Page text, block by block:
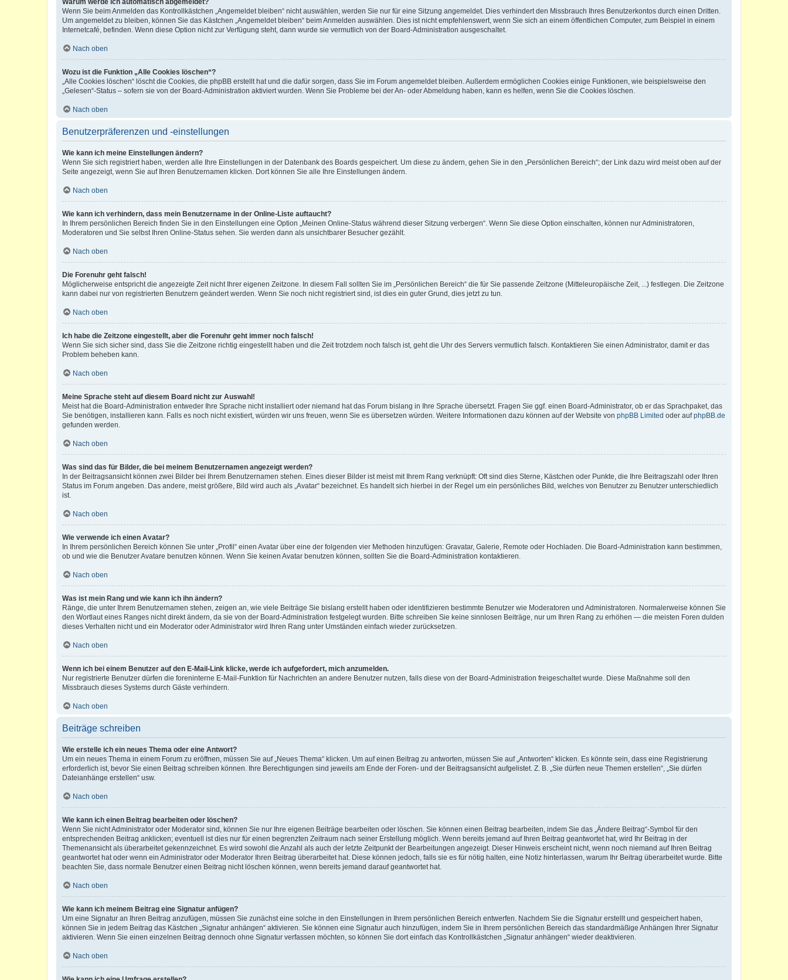
Warum werde ich automatisch abgemeldet?
Wenn Sie beim Anmelden das Kontrollkästchen „Angemeldet bleiben“ nicht auswählen, werden Sie nur für eine Sitzung angemeldet. Dies verhindert den Missbrauch Ihres Benutzerkontos durch einen Dritten.
Um angemeldet zu bleiben, können Sie das Kästchen „Angemeldet bleiben“ beim Anmelden auswählen. Dies ist nicht empfehlenswert, wenn Sie sich an einem öffentlichen Computer, zum Beispiel in einem
Internetcafé, befinden. Wenn diese Option nicht zur Verfügung steht, dann wurde sie vermutlich von der Board-Administration ausgeschaltet.
Nach oben
Wozu ist die Funktion „Alle Cookies löschen“?
„Alle Cookies löschen“ löscht die Cookies, die phpBB erstellt hat und die dafür sorgen, dass Sie im Forum angemeldet bleiben. Außerdem ermöglichen Cookies einige Funktionen, wie beispielsweise den
„Gelesen“-Status – sofern sie von der Board-Administration aktiviert wurden. Wenn Sie Probleme bei der An- oder Abmeldung haben, kann es helfen, wenn Sie die Cookies löschen.
Nach oben
Benutzerpräferenzen und -einstellungen
Wie kann ich meine Einstellungen ändern?
Wenn Sie sich registriert haben, werden alle Ihre Einstellungen in der Datenbank des Boards gespeichert. Um diese zu ändern, gehen Sie in den „Persönlichen Bereich“; der Link dazu wird meist oben auf der
Seite angezeigt, wenn Sie auf Ihren Benutzernamen klicken. Dort können Sie alle Ihre Einstellungen ändern.
Nach oben
Wie kann ich verhindern, dass mein Benutzername in der Online-Liste auftaucht?
In Ihrem persönlichen Bereich finden Sie in den Einstellungen eine Option „Meinen Online-Status während dieser Sitzung verbergen“. Wenn Sie diese Option einschalten, können nur Administratoren,
Moderatoren und Sie selbst Ihren Online-Status sehen. Sie werden dann als unsichtbarer Besucher gezählt.
Nach oben
Die Forenuhr geht falsch!
Möglicherweise entspricht die angezeigte Zeit nicht Ihrer eigenen Zeitzone. In diesem Fall sollten Sie im „Persönlichen Bereich“ die für Sie passende Zeitzone (Mitteleuropäische Zeit, ...) festlegen. Die Zeitzone
kann dabei nur von registrierten Benutzern geändert werden. Wenn Sie noch nicht registriert sind, ist dies ein guter Grund, dies jetzt zu tun.
Nach oben
Ich habe die Zeitzone eingestellt, aber die Forenuhr geht immer noch falsch!
Wenn Sie sich sicher sind, dass Sie die Zeitzone richtig eingestellt haben und die Zeit trotzdem noch falsch ist, geht die Uhr des Servers vermutlich falsch. Kontaktieren Sie einen Administrator, damit er das
Problem beheben kann.
Nach oben
Meine Sprache steht auf diesem Board nicht zur Auswahl!
Meist hat die Board-Administration entweder Ihre Sprache nicht installiert oder niemand hat das Forum bislang in Ihre Sprache übersetzt. Fragen Sie ggf. einen Board-Administrator, ob er das Sprachpaket, das
Sie benötigen, installieren kann. Falls es noch nicht existiert, würden wir uns freuen, wenn Sie es übersetzen würden. Weitere Informationen dazu können auf der Website von phpBB Limited oder aufphpBB.de
gefunden werden.
Nach oben
Was sind das für Bilder, die bei meinem Benutzernamen angezeigt werden?
In der Beitragsansicht können zwei Bilder bei Ihrem Benutzernamen stehen. Eines dieser Bilder ist meist mit Ihrem Rang verknüpft: Oft sind dies Sterne, Kästchen oder Punkte, die Ihre Beitragszahl oder Ihren
Status im Forum angeben. Das andere, meist größere, Bild wird auch als „Avatar“ bezeichnet. Es handelt sich hierbei in der Regel um ein persönliches Bild, welches von Benutzer zu Benutzer unterschiedlich
ist.
Nach oben
Wie verwende ich einen Avatar?
In Ihrem persönlichen Bereich können Sie unter „Profil“ einen Avatar über eine der folgenden vier Methoden hinzufügen: Gravatar, Galerie, Remote oder Hochladen. Die Board-Administration kann bestimmen,
ob und wie die Benutzer Avatare benutzen können. Wenn Sie keinen Avatar benutzen können, sollten Sie die Board-Administration kontaktieren.
Nach oben
Was ist mein Rang und wie kann ich ihn ändern?
Ränge, die unter Ihrem Benutzernamen stehen, zeigen an, wie viele Beiträge Sie bislang erstellt haben oder identifizieren bestimmte Benutzer wie Moderatoren und Administratoren. Normalerweise können Sie
den Wortlaut eines Ranges nicht direkt ändern, da sie von der Board-Administration festgelegt wurden. Bitte schreiben Sie keine sinnlosen Beiträge, nur um Ihren Rang zu erhöhen — die meisten Foren dulden
dieses Verhalten nicht und ein Moderator oder Administrator wird Ihren Rang unter Umständen einfach wieder zurücksetzen.
Nach oben
Wenn ich bei einem Benutzer auf den E-Mail-Link klicke, werde ich aufgefordert, mich anzumelden.
Nur registrierte Benutzer dürfen die foreninterne E-Mail-Funktion für Nachrichten an andere Benutzer nutzen, falls diese von der Board-Administration freigeschaltet wurde. Diese Maßnahme soll den
Missbrauch dieses Systems durch Gäste verhindern.
Nach oben
Beiträge schreiben
Wie erstelle ich ein neues Thema oder eine Antwort?
Um ein neues Thema in einem Forum zu eröffnen, müssen Sie auf „Neues Thema“ klicken. Um auf einen Beitrag zu antworten, müssen Sie auf „Antworten“ klicken. Es könnte sein, dass eine Registrierung
erforderlich ist, bevor Sie einen Beitrag schreiben können. Ihre Berechtigungen sind jeweils am Ende der Foren- und der Beitragsansicht aufgelistet. Z. B. „Sie dürfen neue Themen erstellen“, „Sie dürfen
Dateianhänge erstellen“ usw.
Nach oben
Wie kann ich einen Beitrag bearbeiten oder löschen?
Wenn Sie nicht Administrator oder Moderator sind, können Sie nur Ihre eigenen Beiträge bearbeiten oder löschen. Sie können einen Beitrag bearbeiten, indem Sie das „Ändere Beitrag“-Symbol für den
entsprechenden Beitrag anklicken; eventuell ist dies nur für einen begrenzten Zeitraum nach seiner Erstellung möglich. Wenn bereits jemand auf Ihren Beitrag geantwortet hat, wird Ihr Beitrag in der
Themenansicht als überarbeitet gekennzeichnet. Es wird sowohl die Anzahl als auch der letzte Zeitpunkt der Bearbeitungen angezeigt. Dieser Hinweis erscheint nicht, wenn noch niemand auf Ihren Beitrag
geantwortet hat oder wenn ein Administrator oder Moderator Ihren Beitrag überarbeitet hat. Diese können jedoch, falls sie es für nötig halten, eine Notiz hinterlassen, warum Ihr Beitrag überarbeitet wurde. Bitte
beachten Sie, dass normale Benutzer einen Beitrag nicht löschen können, wenn bereits jemand darauf geantwortet hat.
Nach oben
Wie kann ich meinem Beitrag eine Signatur anfügen?
Um eine Signatur an Ihren Beitrag anzufügen, müssen Sie zunächst eine solche in den Einstellungen in Ihrem persönlichen Bereich entwerfen. Nachdem Sie die Signatur erstellt und gespeichert haben,
können Sie in jedem Beitrag das Kästchen „Signatur anhängen“ aktivieren. Sie können eine Signatur auch hinzufügen, indem Sie in Ihrem persönlichen Bereich das standardmäßige Anhängen Ihrer Signatur
aktivieren. Wenn Sie einen einzelnen Beitrag dennoch ohne Signatur verfassen möchten, so können Sie dort einfach das Kontrollkästchen „Signatur anhängen“ wieder deaktivieren.
Nach oben